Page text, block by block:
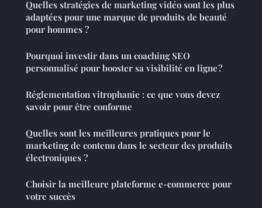
Quelles stratégies de marketing vidéo sont les plus
adaptées pour une marque de produits de beauté
pour hommes ?
Pourquoi investir dans un coaching SEO
personnalisé pour booster sa visibilité en ligne ?
Réglementation vitrophanie : ce que vous devez
savoir pour être conforme
Quelles sont les meilleures pratiques pour le
marketing de contenu dans le secteur des produits
électroniques ?
Choisir la meilleure plateforme e-commerce pour
votre succès